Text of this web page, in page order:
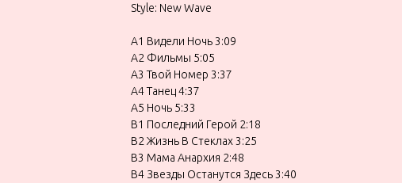
Style: New Wave
A1 Видели Ночь 3:09
A2 Фильмы 5:05
A3 Твой Номер 3:37
A4 Танец 4:37
A5 Ночь 5:33
B1 Последний Герой 2:18
B2 Жизнь В Стеклах 3:25
B3 Мама Анархия 2:48
B4 Звезды Останутся Здесь 3:40